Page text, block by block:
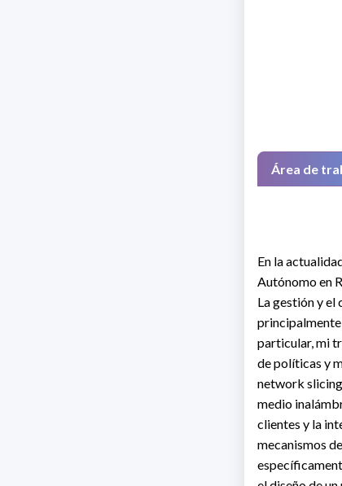
Área de
En la
Autónomo en
La gestión y el
principalmente
particular, mi
de políticas y
network
medio
clientes y la
mecanismos